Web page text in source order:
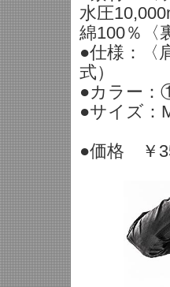
水圧
綿100％〈
●仕様：〈
式）
●カラー
●サイズ：
●価格 ￥